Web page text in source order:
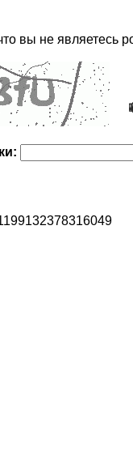
вы не являетесь